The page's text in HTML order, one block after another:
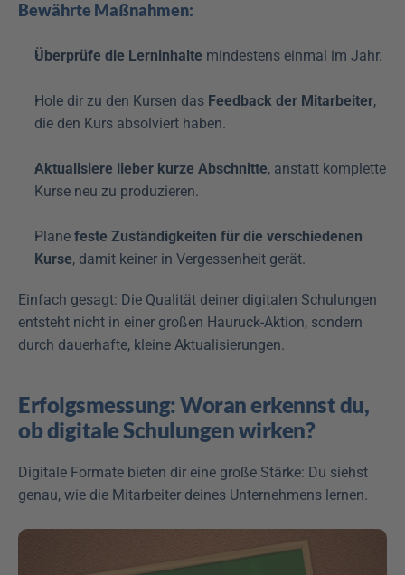
Bewährte Maßnahmen:
Überprüfe die Lerninhalte mindestens einmal im Jahr.
Hole dir zu den Kursen das Feedback der Mitarbeiter,
die den Kurs absolviert haben.
Aktualisiere lieber kurze Abschnitte, anstatt komplette
Kurse neu zu produzieren.
Plane feste Zuständigkeiten für die verschiedenen
Kurse, damit keiner in Vergessenheit gerät.
Einfach gesagt: Die Qualität deiner digitalen Schulungen
entsteht nicht in einer großen Hauruck-Aktion, sondern
durch dauerhafte, kleine Aktualisierungen.
Erfolgsmessung: Woran erkennst du,
ob digitale Schulungen wirken?
Digitale Formate bieten dir eine große Stärke: Du siehst
genau, wie die Mitarbeiter deines Unternehmens lernen.